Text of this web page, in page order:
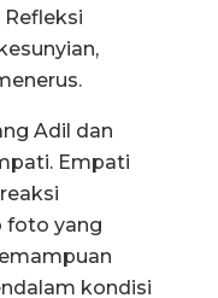
Adil dan
Empati
foto yang
kondisi